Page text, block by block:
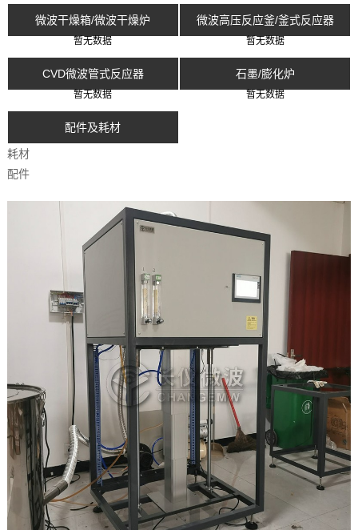
微波干燥箱/微波干燥炉
暂无数据
微波高压反应釜/釜式反应器
暂无数据
CVD微波管式反应器
暂无数据
石墨/膨化炉
暂无数据
配件及耗材
耗材
配件